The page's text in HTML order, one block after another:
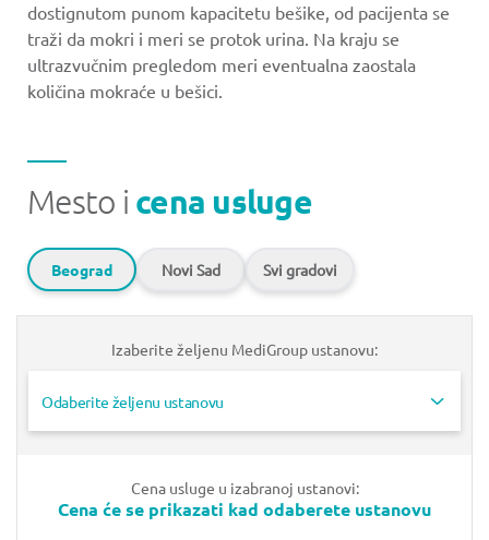
dostignutom punom kapacitetu bešike, od pacijenta se
traži da mokri i meri se protok urina. Na kraju se
ultrazvučnim pregledom meri eventualna zaostala
količina mokraće u bešici.
Mesto i cena usluge
Beograd Novi Sad Svi gradovi
Izaberite željenu MediGroup ustanovu:
Odaberite željenu ustanovu
Cena usluge u izabranoj ustanovi:
Cena će se prikazati kad odaberete ustanovu